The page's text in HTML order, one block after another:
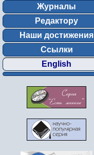
Журналы
Редактору
Наши достижения
Ссылки
English